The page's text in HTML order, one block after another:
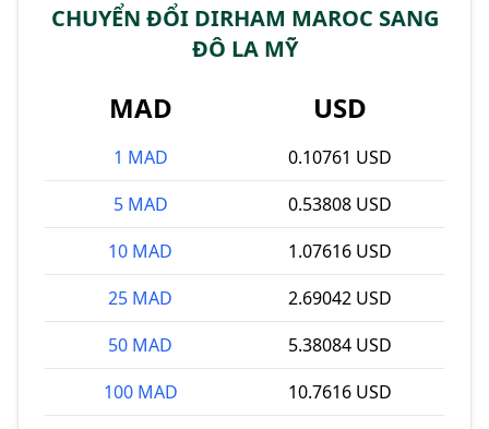
CHUYỂN ĐỔI DIRHAM MAROC SANG
ĐÔ LA MỸ
MAD USD
1 MAD
0.10761 USD
5 MAD
0.53808 USD
10 MAD
1.07616 USD
25 MAD
2.69042 USD
50 MAD
5.38084 USD
100 MAD
10.7616 USD